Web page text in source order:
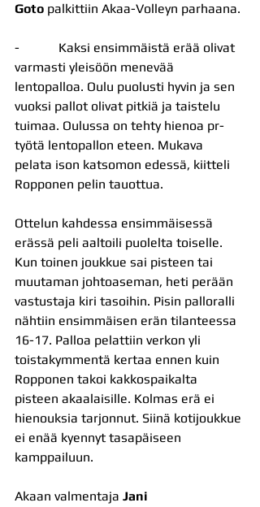
Goto palkittiin Akaa-Volleyn parhaana.
-            Kaksi ensimmäistä erää olivat
varmasti yleisöön menevää
lentopalloa. Oulu puolusti hyvin ja sen
vuoksi pallot olivat pitkiä ja taistelu
tuimaa. Oulussa on tehty hienoa pr-
työtä lentopallon eteen. Mukava
pelata ison katsomon edessä, kiitteli
Ropponen pelin tauottua.
Ottelun kahdessa ensimmäisessä
erässä peli aaltoili puolelta toiselle.
Kun toinen joukkue sai pisteen tai
muutaman johtoaseman, heti perään
vastustaja kiri tasoihin. Pisin palloralli
nähtiin ensimmäisen erän tilanteessa
16-17. Palloa pelattiin verkon yli
toistakymmentä kertaa ennen kuin
Ropponen takoi kakkospaikalta
pisteen akaalaisille. Kolmas erä ei
hienouksia tarjonnut. Siinä kotijoukkue
ei enää kyennyt tasapäiseen
kamppailuun.
Akaan valmentaja Jani